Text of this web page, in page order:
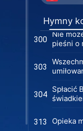
Hymny
300
Nie
pieśni o
303
304
Spłacić
313 Opieka